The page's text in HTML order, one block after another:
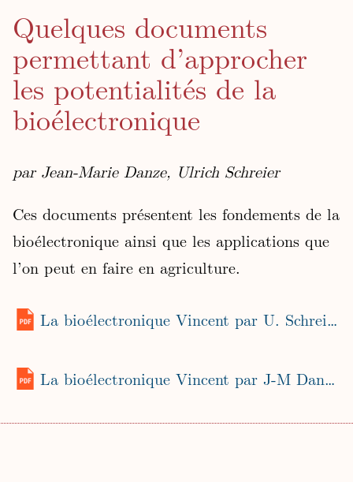
Quelques documents
permettant d’approcher
les potentialités de la
bioélectronique
par Jean-Marie Danze, Ulrich Schreier
Ces documents présentent les fondements de la
bioélectronique ainsi que les applications que
l’on peut en faire en agriculture.
La bioélectronique Vincent par U. Schreier (juin 2015)
La bioélectronique Vincent par J-M Danze (octobre 2011)